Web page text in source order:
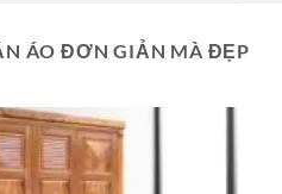
ÁO ĐƠN GIẢN MÀ ĐẸP